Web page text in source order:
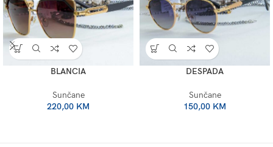
BLANCIA
Sunčane
220,00 KM
DESPADA
Sunčane
150,00 KM